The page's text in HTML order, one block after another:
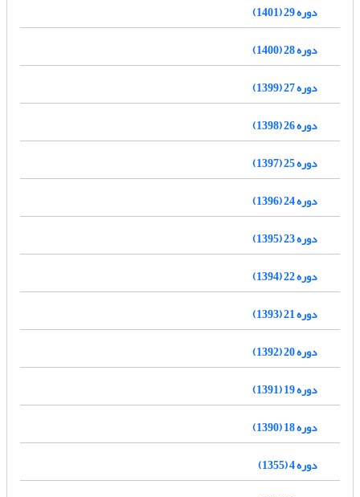
دوره 29 (1401)
دوره 28 (1400)
دوره 27 (1399)
دوره 26 (1398)
دوره 25 (1397)
دوره 24 (1396)
دوره 23 (1395)
دوره 22 (1394)
دوره 21 (1393)
دوره 20 (1392)
دوره 19 (1391)
دوره 18 (1390)
دوره 4 (1355)